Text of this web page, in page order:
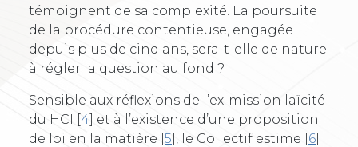
témoignent de sa complexité. La poursuite
de la procédure contentieuse, engagée
depuis plus de cinq ans, sera-t-elle de nature
à régler la question au fond ?
Sensible aux réflexions de l’ex-mission laïcité
du HCI [4] et à l’existence d’une proposition
de loi en la matière [5] , le Collectif estime [6]